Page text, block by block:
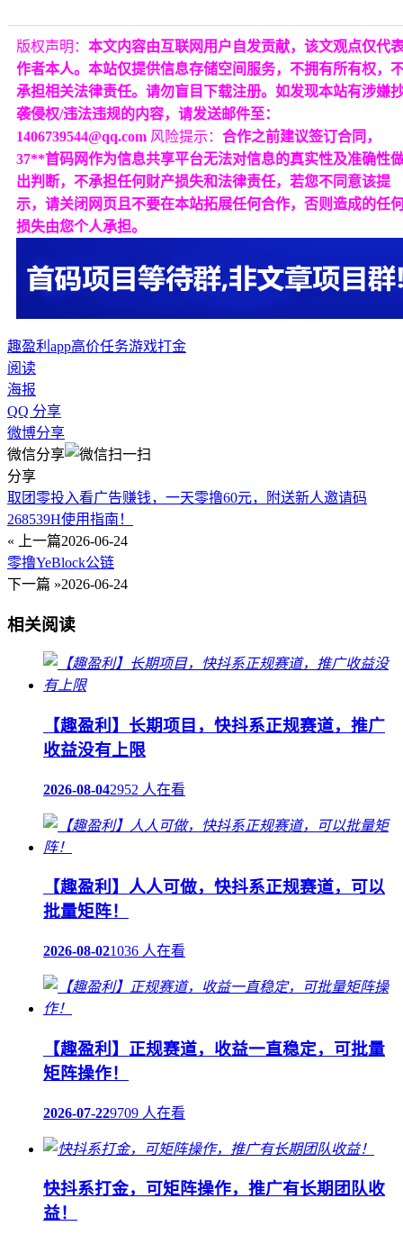
版权声明： 本文内容由互联网用户自发贡献，该文观点仅代
作者本人。本站仅提供信息存储空间服务，不拥有所有权，
承担相关法律责任。请勿盲目下载注册。如发现本站有涉嫌
袭侵权/违法违规的内容，请发送邮件至：
1406739544@qq.com 风险提示： 合作之前建议签订合同，
37**首码网作为信息共享平台无法对信息的真实性及准确性
出判断，不承担任何财产损失和法律责任，若您不同意该提
示，请关闭网页且不要在本站拓展任何合作，否则造成的任
损失由您个人承担。
趣盈利app高价任务游戏打金
阅读
海报
QQ 分享
微博分享
微信分享
分享
取团零投入看广告赚钱，一天零撸60元，附送新人邀请码
268539H使用指南！
« 上一篇2026-06-24
零撸YeBlock公链
下一篇 »2026-06-24
相关阅读
【趣盈利】长期项目，快抖系正规赛道，推广
收益没有上限
2026-08-042952 人在看
【趣盈利】人人可做，快抖系正规赛道，可以
批量矩阵！
2026-08-021036 人在看
【趣盈利】正规赛道，收益一直稳定，可批量
矩阵操作！
2026-07-229709 人在看
快抖系打金，可矩阵操作，推广有长期团队收
益！